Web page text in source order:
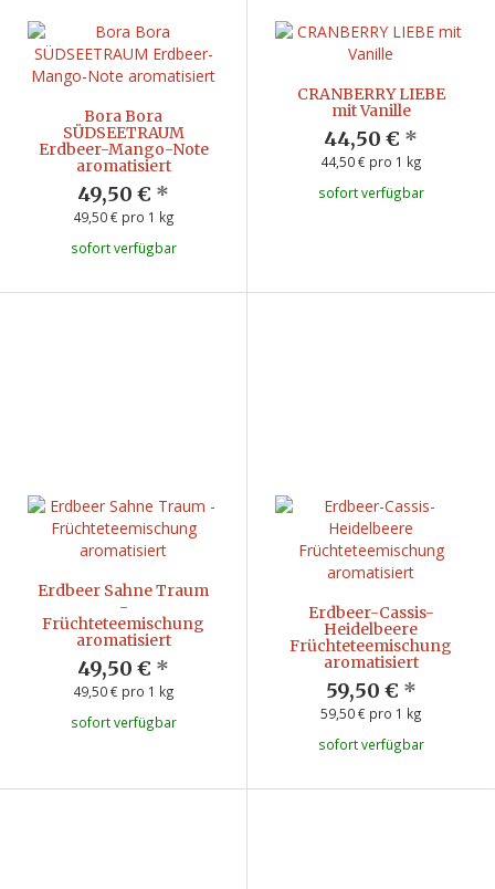
Bora Bora
SÜDSEETRAUM
Erdbeer-Mango-Note
aromatisiert
49,50 € *
49,50 € pro 1 kg
sofort verfügbar
CRANBERRY LIEBE
mit Vanille
44,50 € *
44,50 € pro 1 kg
sofort verfügbar
Erdbeer Sahne Traum
-
Früchteteemischung
aromatisiert
49,50 € *
49,50 € pro 1 kg
sofort verfügbar
Erdbeer-Cassis-
Heidelbeere
Früchteteemischung
aromatisiert
59,50 € *
59,50 € pro 1 kg
sofort verfügbar